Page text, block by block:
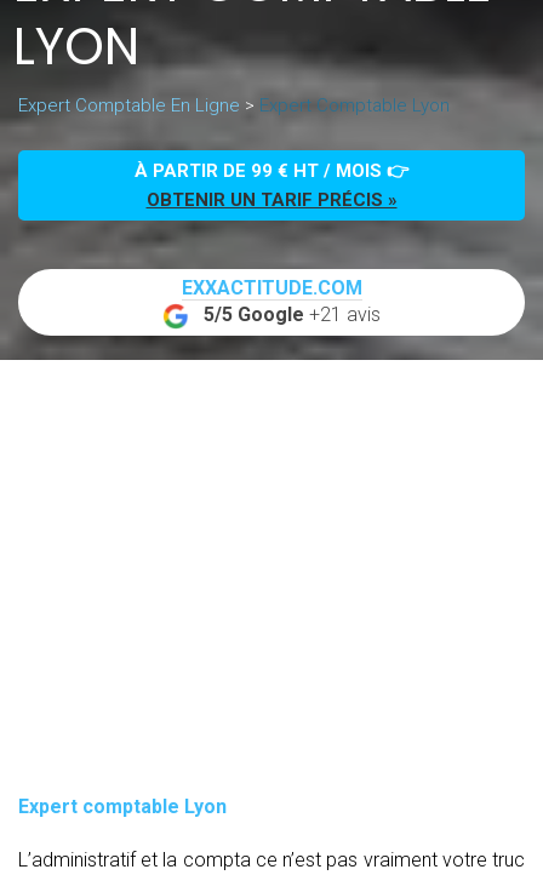
LYON
Expert Comptable En Ligne > Expert Comptable Lyon
À PARTIR DE 99 € HT / MOIS 👉
OBTENIR UN TARIF PRÉCIS »
EXXACTITUDE.COM
5/5 Google +21 avis
Expert comptable Lyon
L’administratif et la compta ce n’est pas vraiment votre truc